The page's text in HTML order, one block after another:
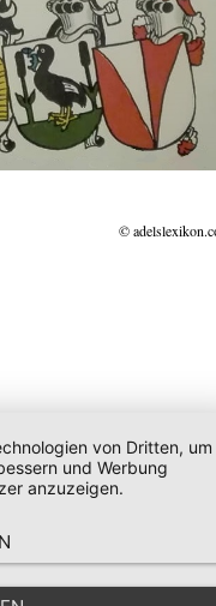
©
von Dritten, um
und Werbung
anzuzeigen.